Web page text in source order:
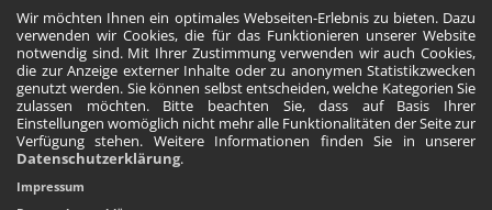
Wir möchten Ihnen ein optimales Webseiten-Erlebnis zu bieten. Dazu
verwenden wir Cookies, die für das Funktionieren unserer Website
notwendig sind. Mit Ihrer Zustimmung verwenden wir auch Cookies,
die zur Anzeige externer Inhalte oder zu anonymen Statistikzwecken
genutzt werden. Sie können selbst entscheiden, welche Kategorien Sie
zulassen möchten. Bitte beachten Sie, dass auf Basis Ihrer
Einstellungen womöglich nicht mehr alle Funktionalitäten der Seite zur
Verfügung stehen. Weitere Informationen finden Sie in unserer
Datenschutzerklärung.
Impressum